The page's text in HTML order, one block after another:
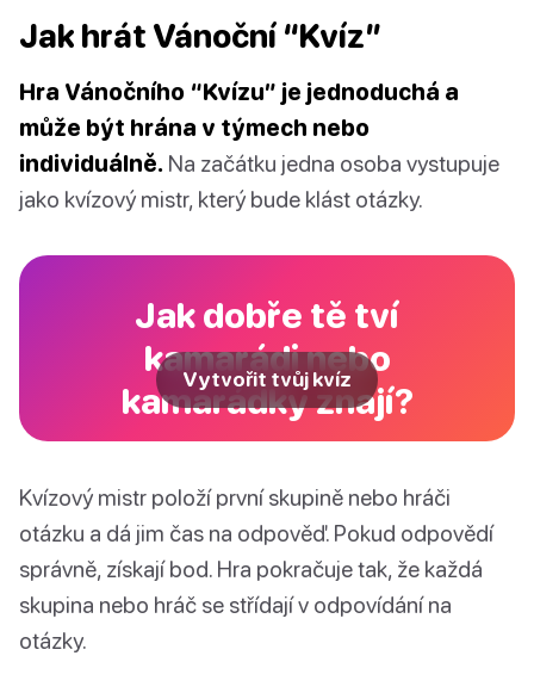
Jak hrát Vánoční “Kvíz”
Hra Vánočního “Kvízu” je jednoduchá a
může být hrána v týmech nebo
individuálně. Na začátku jedna osoba vystupuje
jako kvízový mistr, který bude klást otázky.
Jak dobře tě tví
kamarádi nebo
kamarádky znají?
Vytvořit tvůj kvíz
Kvízový mistr položí první skupině nebo hráči
otázku a dá jim čas na odpověď. Pokud odpovědí
správně, získají bod. Hra pokračuje tak, že každá
skupina nebo hráč se střídají v odpovídání na
otázky.